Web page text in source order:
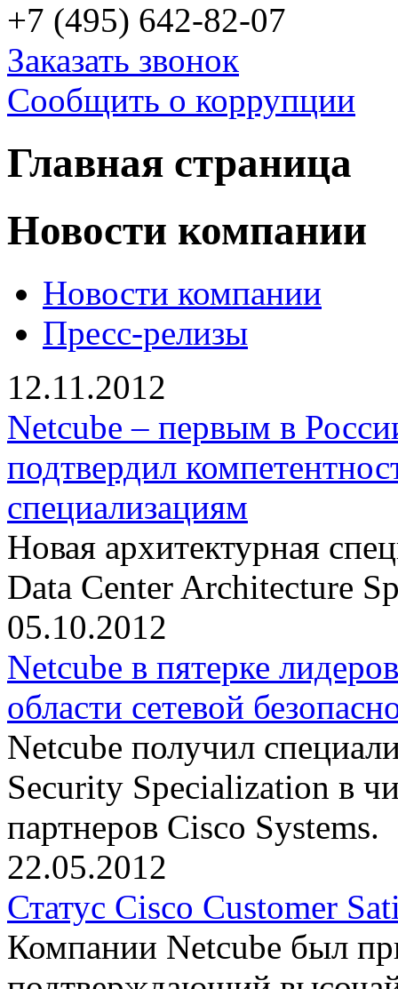
+7 (495) 642-82-07
Заказать звонок
Сообщить о коррупции
Главная страница
Новости компании
Новости компании
Пресс-релизы
12.11.2012
Netcube – первым в
подтвердил
специализациям
Новая архитектурная
Data Center Architecture
05.10.2012
Netcube в пятерке
области сетевой
Netcube получил
Security Specialization в
партнеров Cisco Systems.
22.05.2012
Статус Cisco Customer
Компании Netcube был